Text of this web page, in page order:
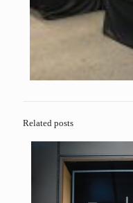
Related posts